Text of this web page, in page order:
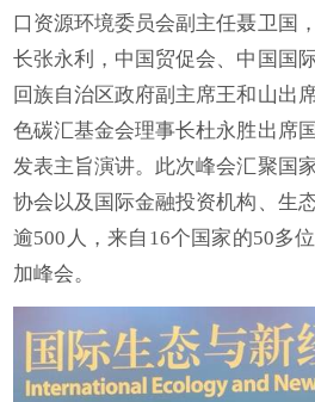
口资源环境委员会副主任聂卫国
长张永利，中国贸促会、中国国
回族自治区政府副主席王和山出
色碳汇基金会理事长杜永胜出席
发表主旨演讲。此次峰会汇聚国
协会以及国际金融投资机构、生
逾500人，来自16个国家的50多
加峰会。